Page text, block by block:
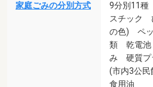
家庭ごみの分別方式
9分別11種
スチック
の色) ペ
類 乾電
み 硬質プ
(市内3公
食用油